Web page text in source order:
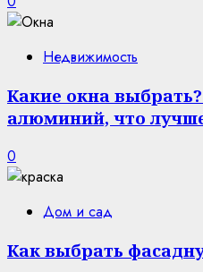
Недвижимость
Какие окна
алюминий, что
0
Дом и сад
Как выбрать